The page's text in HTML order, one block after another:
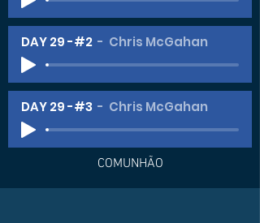
DAY 29 -#2 Chris McGahan
DAY 29 -#3 Chris McGahan
COMUNHÃO